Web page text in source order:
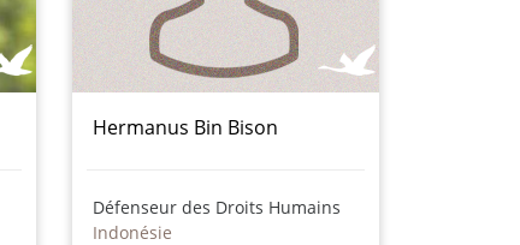
Hermanus Bin Bison
Défenseur des Droits Humains
Indonésie